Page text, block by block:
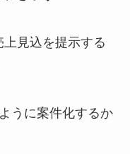
見込を提示する
うに案件化するか